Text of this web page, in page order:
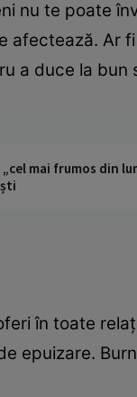
nu te poate
afectează. Ar
a duce la
mai frumos din
în toate
epuizare.